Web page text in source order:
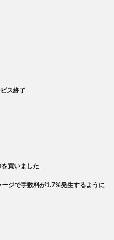
ス終了
買いました
ジで手数料が1.7%発生するように